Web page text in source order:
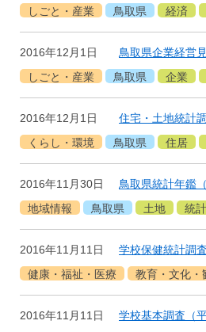
しごと・産業
鳥取県 経済
2016年12月1日
鳥取県企業経営
しごと・産業
鳥取県 企業
2016年12月1日 住宅・土地統計
くらし・環境
鳥取県 住居
2016年11月30日
鳥取県統計年鑑
地域情報
鳥取県 土地 統計
2016年11月11日 学校保健統計調
健康・福祉・医療
教育・文化・
2016年11月11日 学校基本調査（